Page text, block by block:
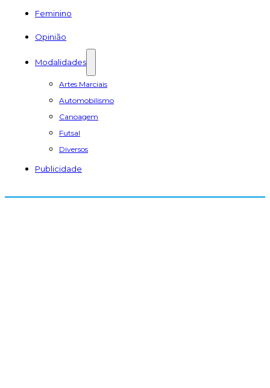
Feminino
Opinião
Modalidades
Artes Marciais
Automobilismo
Canoagem
Futsal
Diversos
Publicidade